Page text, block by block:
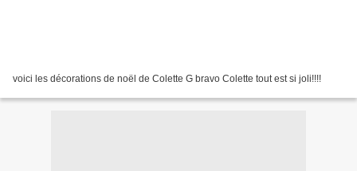
voici les décorations de noël de Colette G bravo Colette tout est si joli!!!!